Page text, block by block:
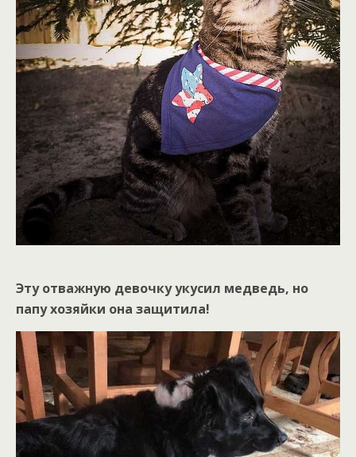
Эту отважную девочку укусил медведь, но
папу хозяйки она защитила!